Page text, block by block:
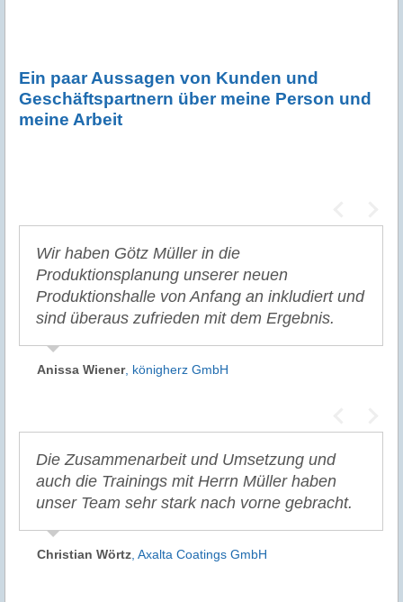
Ein paar Aussagen von Kunden und
Geschäftspartnern über meine Person und
meine Arbeit
Wir haben Götz Müller in die
Produktionsplanung unserer neuen
Produktionshalle von Anfang an inkludiert und
sind überaus zufrieden mit dem Ergebnis.
Anissa Wiener, königherz GmbH
Die Zusammenarbeit und Umsetzung und
auch die Trainings mit Herrn Müller haben
unser Team sehr stark nach vorne gebracht.
Christian Wörtz Axalta Coatings GmbH